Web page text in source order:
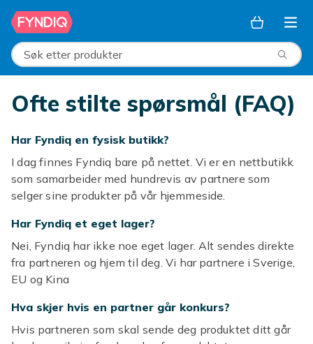
Hopp til hovedinnhold
Søk etter produkter
Ofte stilte spørsmål (FAQ)
Har Fyndiq en fysisk butikk?
I dag finnes Fyndiq bare på nettet. Vi er en nettbutikk
som samarbeider med hundrevis av partnere som
selger sine produkter på vår hjemmeside.
Har Fyndiq et eget lager?
Nei, Fyndiq har ikke noe eget lager. Alt sendes direkte
fra partneren og hjem til deg. Vi har partnere i Sverige,
EU og Kina
Hva skjer hvis en partner går konkurs?
Hvis partneren som skal sende deg produktet ditt går